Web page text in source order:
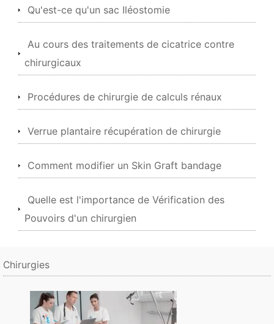
Qu'est-ce qu'un sac Iléostomie
Au cours des traitements de cicatrice contre
chirurgicaux
Procédures de chirurgie de calculs rénaux
Verrue plantaire récupération de chirurgie
Comment modifier un Skin Graft bandage
Quelle est l'importance de Vérification des
Pouvoirs d'un chirurgien
Chirurgies